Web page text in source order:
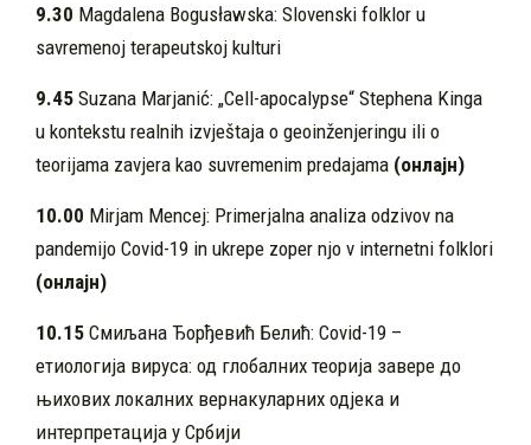
9.30 Magdalena Bogusławska: Slovenski folklor u
savremenoj terapeutskoj kulturi
9.45 Suzana Marjanić: „Cell-apocalypse“ Stephena Kinga
u kontekstu realnih izvještaja o geoinženjeringu ili o
teorijama zavjera kao suvremenim predajama (онлајн)
10.00 Mirjam Mencej: Primerjalna analiza odzivov na
pandemijo Covid-19 in ukrepe zoper njo v internetni folklori
(онлајн)
10.15 Смиљана Ђорђевић Белић: Covid-19 –
етиологија вируса: од глобалних теорија завере до
њихових локалних вернакуларних одјека и
интерпретација у Србији